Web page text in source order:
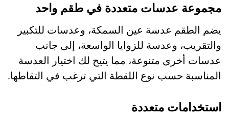
مجموعة عدسات متعددة في طقم واحد
يضم الطقم عدسة عين السمكة، وعدسات للتكبير
والتقريب، وعدسة للزوايا الواسعة، إلى جانب
عدسات أخرى متنوعة، مما يتيح لك اختيار العدسة
المناسبة حسب نوع اللقطة التي ترغب في التقاطها.
استخدامات متعددة